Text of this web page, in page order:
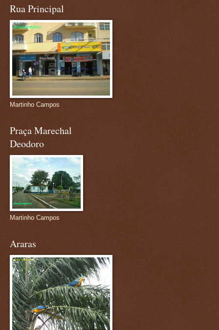
Rua Principal
Martinho Campos
Praça Marechal
Deodoro
Martinho Campos
Araras